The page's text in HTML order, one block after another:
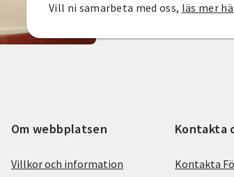
Vill ni samarbeta med oss, läs mer
Om webbplatsen
Villkor och information
Kontakta
Kontakta